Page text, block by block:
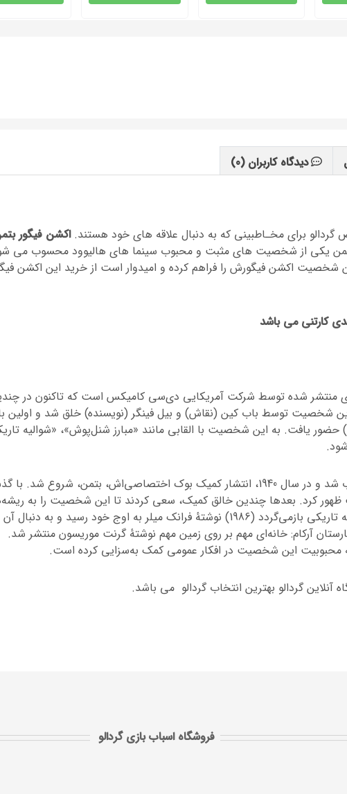
دیدگاه کاربران(0)
برای مخـاطبینی که به دنبال علاقه های خود هستند.اکشن فیگور
بتمن یکی از شخصیت های مثبت و محبوب سینما های هالیوود محسوب می
شخصیت اکشن فیگورش را فراهم کرده و امیدوار است از خرید این اکشن
کارتنی می باشد
منتشر شده توسط شرکت آمریکایی دی‌سی کامیکس است که تاکنون در
شخصیت توسط باب کین (نقاش) و بیل فینگر (نویسنده) خلق شد و اولین
شماره 27 کمیک‌های کارآگاهی (مه 1939) حضور یافت. به این شخصیت با القابی مانند «مبارز شنل‌پوش»، «شوالیه
بتمن خیلی زود پس از معرفی‌اش محبوب شد و در سال 1940، انتشار کمیک‌ بوک اختصاصی‌اش، بتمن، شروع شد.
کرد. بعدها چندین خالق کمیک، سعی کردند تا این شخصیت را به
تاریک خود بازگردانند که این امر درشوالیه تاریکی بازمی‌گردد (1986) نوشتهٔ فرانک میلر به اوج خود رسید و به دنبال آن
آرکام: خانه‌ای مهم بر روی زمین مهم نوشتهٔ گرنت موریسون منتشر شد.
به محبوبیت این شخصیت در افکار عمومی کمک به‌سزایی کرده است.
آنلاین گردالو بهترین انتخاب گردالو می باشد.
فروشگاه اسباب بازی گردالو